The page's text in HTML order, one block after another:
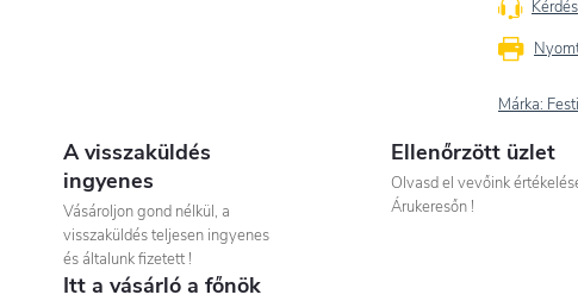
Kérdés
Márka:
A visszaküldés
ingyenes
Vásároljon gond nélkül, a
visszaküldés teljesen ingyenes
és általunk fizetett !
Ellenőrzött üzlet
Olvasd el vevőink
Árukeresőn !
Itt a vásárló a főnök